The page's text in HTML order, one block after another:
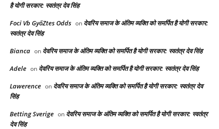
है योगी सरकार: स्वतंत्र देव सिंह
Foci Vb GyőZtes Odds on देवरिय समाज के अंतिम व्यक्ति को समर्पित है योगी सरकार:
स्वतंत्र देव सिंह
Bianca on देवरिय समाज के अंतिम व्यक्ति को समर्पित है योगी सरकार: स्वतंत्र देव सिंह
Adele on देवरिय समाज के अंतिम व्यक्ति को समर्पित है योगी सरकार: स्वतंत्र देव सिंह
Lawerence on देवरिय समाज के अंतिम व्यक्ति को समर्पित है योगी सरकार: स्वतंत्र देव
सिंह
Betting Sverige on देवरिय समाज के अंतिम व्यक्ति को समर्पित है योगी सरकार: स्वतंत्र
देव सिंह